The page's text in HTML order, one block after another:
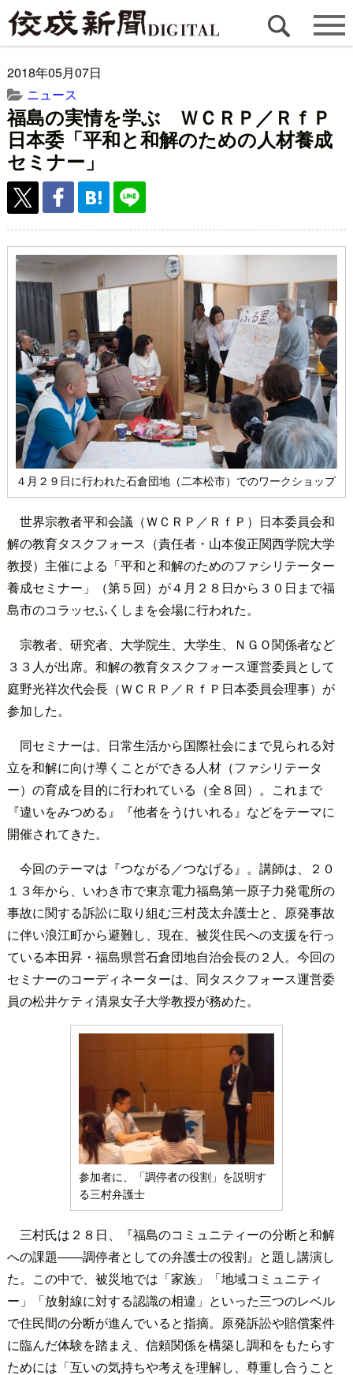
2018年05月07日
ニュース
福島の実情を学ぶ ＷＣＲＰ／ＲｆＰ
日本委「平和と和解のための人材養成
セミナー」
４月２９日に行われた石倉団地（二本松市）でのワークショップ
世界宗教者平和会議（ＷＣＲＰ／ＲｆＰ）日本委員会和
解の教育タスクフォース（責任者・山本俊正関西学院大学
教授）主催による「平和と和解のためのファシリテーター
養成セミナー」（第５回）が４月２８日から３０日まで福
島市のコラッセふくしまを会場に行われた。
宗教者、研究者、大学院生、大学生、ＮＧＯ関係者など
３３人が出席。和解の教育タスクフォース運営委員として
庭野光祥次代会長（ＷＣＲＰ／ＲｆＰ日本委員会理事）が
参加した。
同セミナーは、日常生活から国際社会にまで見られる対
立を和解に向け導くことができる人材（ファシリテータ
ー）の育成を目的に行われている（全８回）。これまで
『違いをみつめる』『他者をうけいれる』などをテーマに
開催されてきた。
今回のテーマは『つながる／つなげる』。講師は、２０
１３年から、いわき市で東京電力福島第一原子力発電所の
事故に関する訴訟に取り組む三村茂太弁護士と、原発事故
に伴い浪江町から避難し、現在、被災住民への支援を行っ
ている本田昇・福島県営石倉団地自治会長の２人。今回の
セミナーのコーディネーターは、同タスクフォース運営委
員の松井ケティ清泉女子大学教授が務めた。
参加者に、「調停者の役割」を説明す
る三村弁護士
三村氏は２８日、『福島のコミュニティーの分断と和解
への課題――調停者としての弁護士の役割』と題し講演し
た。この中で、被災地では「家族」「地域コミュニティ
ー」「放射線に対する認識の相違」といった三つのレベル
で住民間の分断が進んでいると指摘。原発訴訟や賠償案件
に臨んだ体験を踏まえ、信頼関係を構築し調和をもたらす
ためには「互いの気持ちや考えを理解し、尊重し合うこと